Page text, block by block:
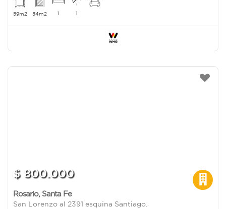
59m2 54m2 1 1
$ 800.000
Rosario, Santa Fe
San Lorenzo al 2391 esquina Santiago.